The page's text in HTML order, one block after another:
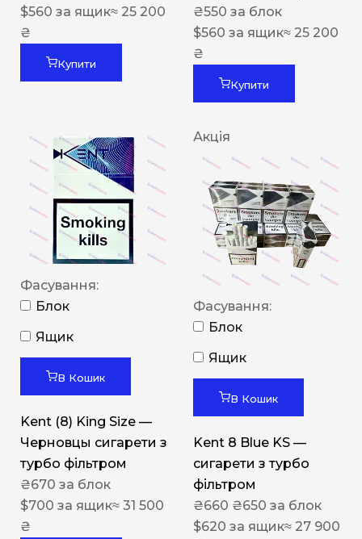
$560 за ящик≈ 25 200
₴
Купити
₴550 за блок
$560 за ящик≈ 25 200
₴
Купити
Фасування:
Блок
Ящик
В Кошик
Kent (8) King Size —
Черновцы сигарети з
турбо фільтром
₴670 за блок
$700 за ящик≈ 31 500
₴
Акція
Фасування:
Блок
Ящик
В Кошик
Kent 8 Blue KS —
сигарети з турбо
фільтром
₴660 ₴650 за блок
$620 за ящик≈ 27 900